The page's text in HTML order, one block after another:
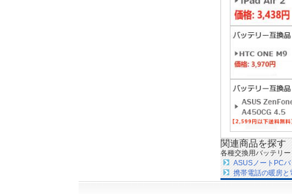
関連商品を探す
各種交換用バッテリー
ASUSノートPC
携帯電話の暖房